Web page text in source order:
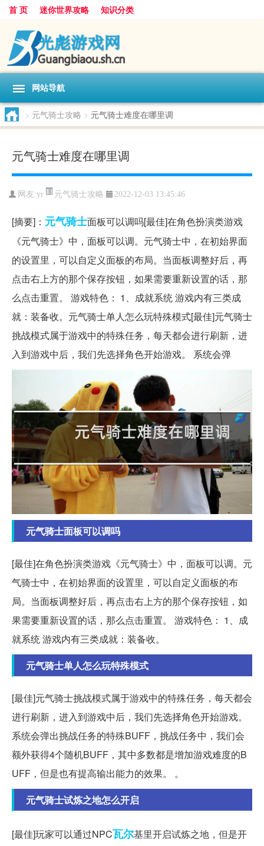
首 页 迷你世界攻略 知识分类
网站导航
> 元气骑士攻略 > 元气骑士难度在哪里调
元气骑士难度在哪里调
网友:yr 元气骑士攻略 2022-12-03 13:45:46
[摘要]： 元气骑士面板可以调吗[最佳]在角色扮演类游戏
《元气骑士》中，面板可以调。元气骑士中，在初始界面
的设置里，可以自定义面板的布局。当面板调整好后，再
点击右上方的那个保存按钮，如果需要重新设置的话，那
么点击重置。 游戏特色： 1、成就系统 游戏内有三类成
就：装备收。元气骑士单人怎么玩特殊模式[最佳]元气骑士
挑战模式属于游戏中的特殊任务，每天都会进行刷新，进
入到游戏中后，我们先选择角色开始游戏。 系统会弹
元气骑士面板可以调吗
[最佳]在角色扮演类游戏《元气骑士》中，面板可以调。元
气骑士中，在初始界面的设置里，可以自定义面板的布
局。当面板调整好后，再点击右上方的那个保存按钮，如
果需要重新设置的话，那么点击重置。 游戏特色： 1、成
就系统 游戏内有三类成就：装备收。
元气骑士单人怎么玩特殊模式
[最佳]元气骑士挑战模式属于游戏中的特殊任务，每天都会
进行刷新，进入到游戏中后，我们先选择角色开始游戏。
系统会弹出挑战任务的特殊BUFF，挑战任务中，我们会
额外获得4个随机BUFF，其中多数都是增加游戏难度的B
UFF，但是也有提高输出能力的效果。 。
元气骑士试炼之地怎么开启
[最佳]玩家可以通过NPC瓦尔基里开启试炼之地，但是开